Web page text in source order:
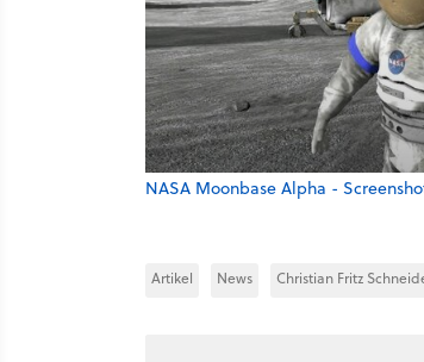
NASA Moonbase Alpha -
Artikel News Christian Fritz